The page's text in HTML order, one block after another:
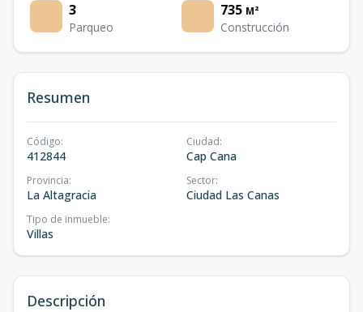
3
Parqueo
735 M²
Construcción
Resumen
Código:
412844
Ciudad:
Cap Cana
Provincia:
La Altagracia
Sector:
Ciudad Las Canas
Tipo de inmueble:
Villas
Descripción